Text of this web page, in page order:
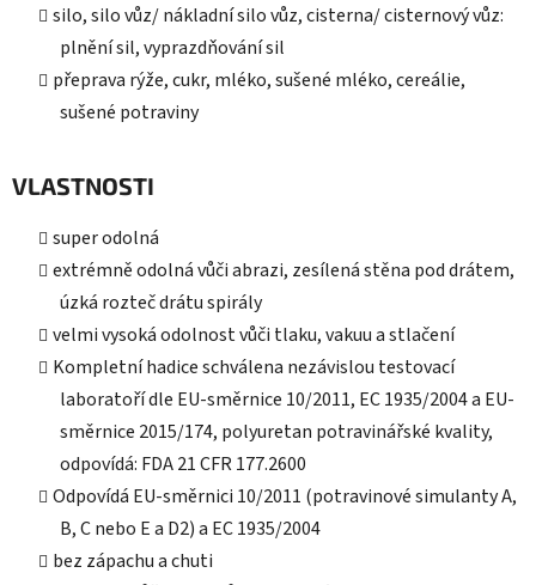
silo, silo vůz/ nákladní silo vůz, cisterna/ cisternový vůz:
plnění sil, vyprazdňování sil
přeprava rýže, cukr, mléko, sušené mléko, cereálie,
sušené potraviny
VLASTNOSTI
super odolná
extrémně odolná vůči abrazi, zesílená stěna pod drátem,
úzká rozteč drátu spirály
velmi vysoká odolnost vůči tlaku, vakuu a stlačení
Kompletní hadice schválena nezávislou testovací
laboratoří dle EU-směrnice 10/2011, EC 1935/2004 a EU-
směrnice 2015/174, polyuretan potravinářské kvality,
odpovídá: FDA 21 CFR 177.2600
Odpovídá EU-směrnici 10/2011 (potravinové simulanty A,
B, C nebo E a D2) a EC 1935/2004
bez zápachu a chuti